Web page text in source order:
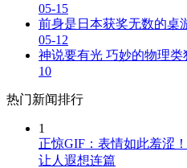
05-15
前身是日本获奖无数的桌
05-12
神说要有光 巧妙的物理类
10
热门新闻排行
1
正惊GIF：表情如此羞涩
让人遐想连篇